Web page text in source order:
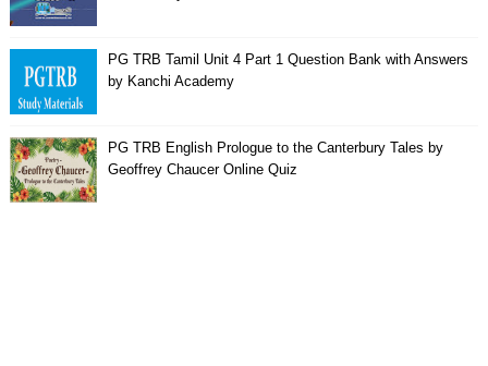
PG TRB Tamil Unit 4 Part 1 Question Bank with Answers
by Kanchi Academy
PG TRB English Prologue to the Canterbury Tales by
Geoffrey Chaucer Online Quiz